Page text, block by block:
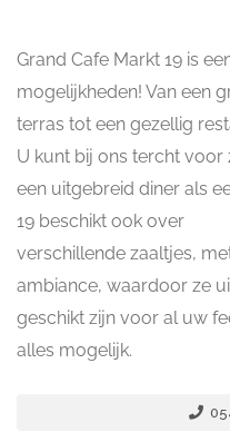
Grand Cafe Markt 19 is
mogelijkheden! Van een
terras tot een gezellig
U kunt bij ons tercht voor
een uitgebreid diner als
19 beschikt ook over
verschillende zaaltjes,
ambiance, waardoor ze
geschikt zijn voor al uw
alles mogelijk.